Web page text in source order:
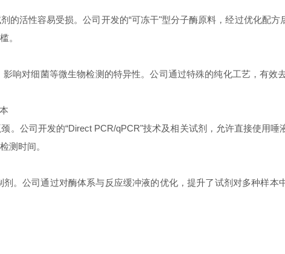
的活性容易受损。公司开发的“可冻干"型分子酶原料，经过优化配
。
响对细菌等微生物检测的特异性。公司通过特殊的纯化工艺，有效
。公司开发的“Direct PCR/qPCR"技术及相关试剂，允许直接使用
测时间。
。公司通过对酶体系与反应缓冲液的优化，提升了试剂对多种样本